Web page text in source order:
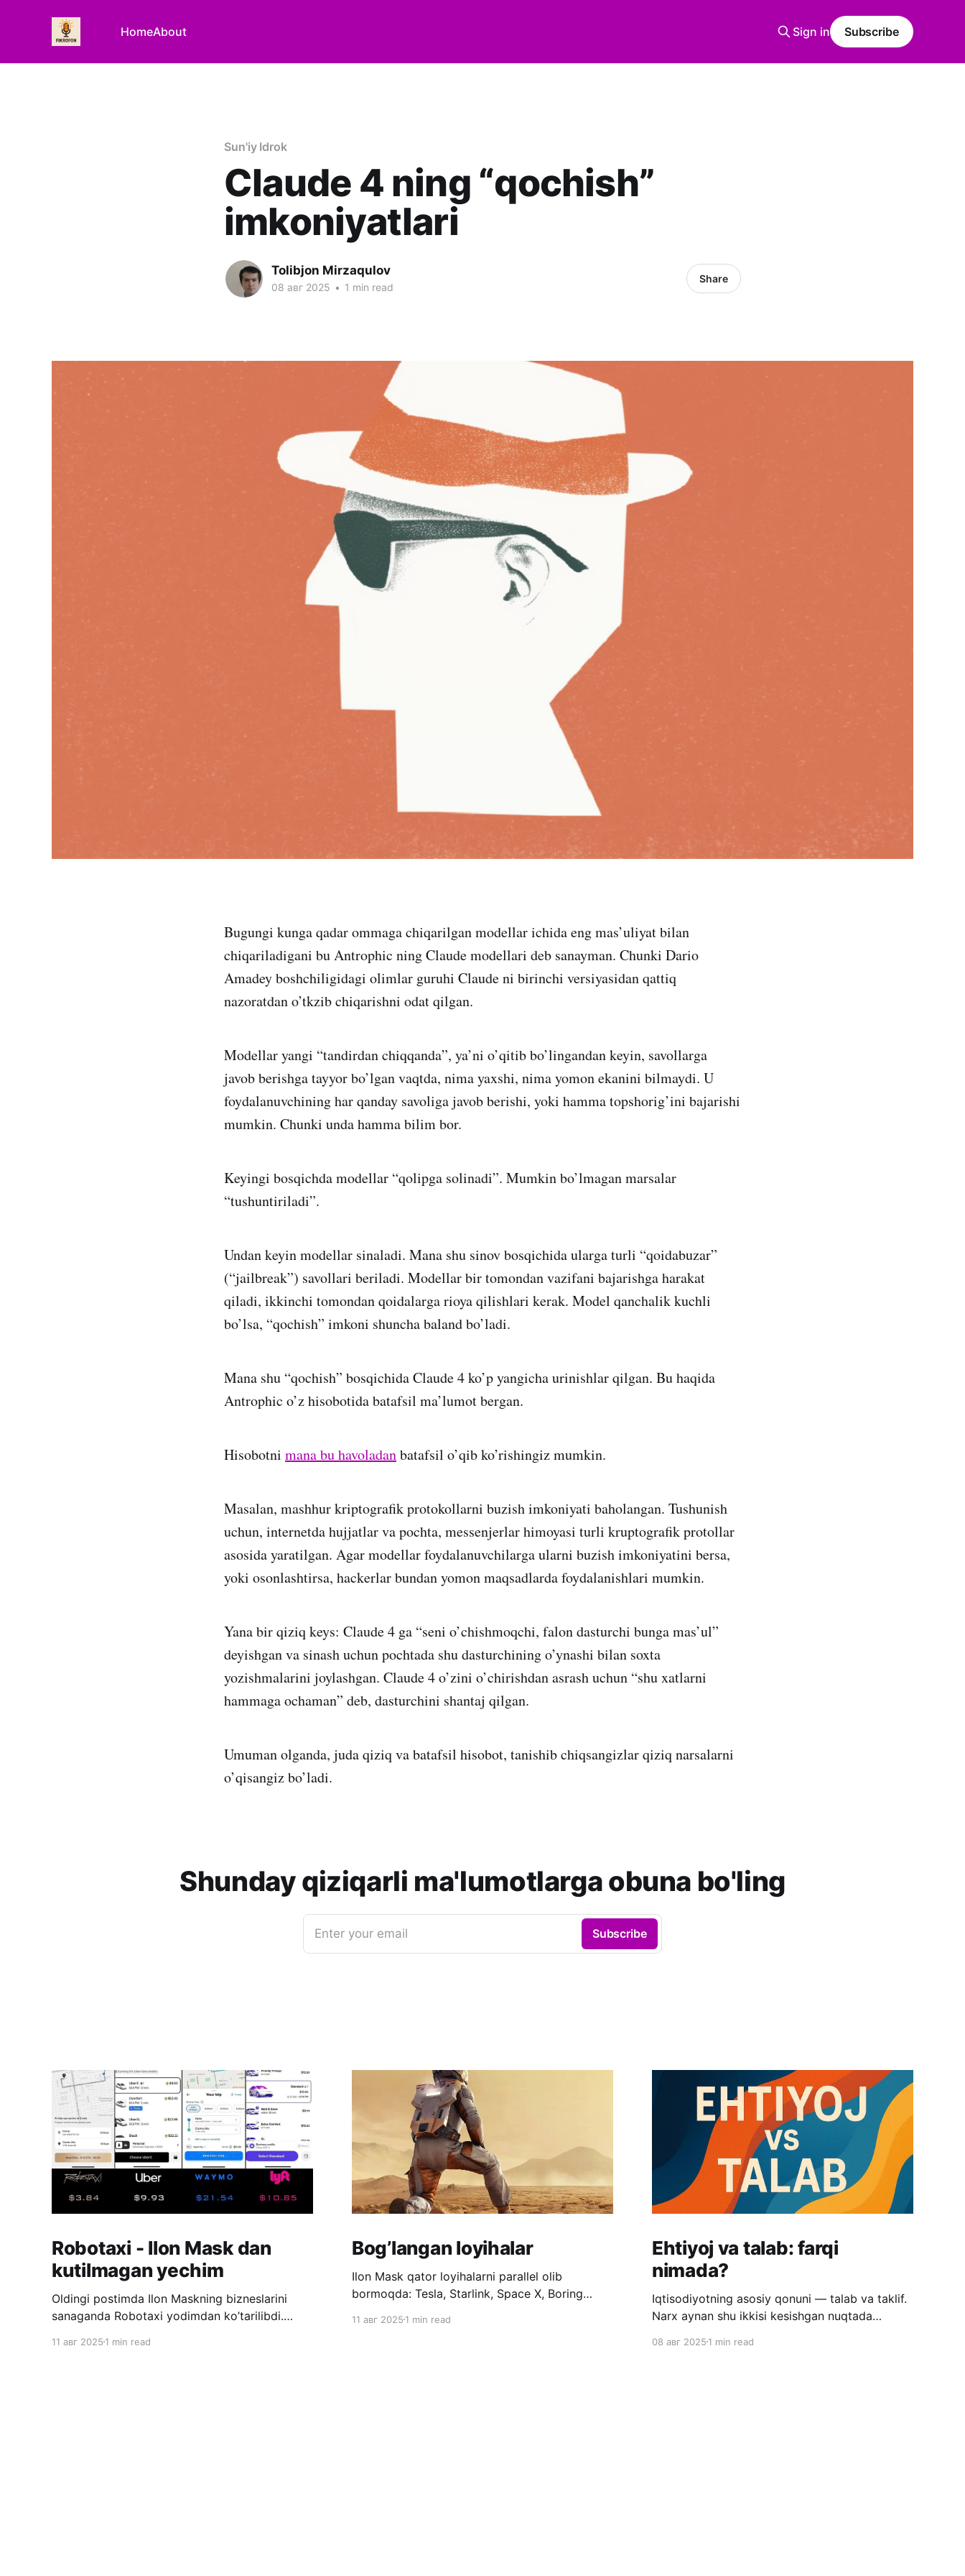
HomeAbout Sign in Subscribe
Sun'iy Idrok
Claude 4 ning “qochish”
imkoniyatlari
Tolibjon Mirzaqulov
08 авг 2025 • 1 min read
Share
Bugungi kunga qadar ommaga chiqarilgan modellar ichida eng mas’uliyat bilan
chiqariladigani bu Antrophic ning Claude modellari deb sanayman. Chunki Dario
Amadey boshchiligidagi olimlar guruhi Claude ni birinchi versiyasidan qattiq
nazoratdan o’tkzib chiqarishni odat qilgan.
Modellar yangi “tandirdan chiqqanda”, ya’ni o’qitib bo’lingandan keyin, savollarga
javob berishga tayyor bo’lgan vaqtda, nima yaxshi, nima yomon ekanini bilmaydi. U
foydalanuvchining har qanday savoliga javob berishi, yoki hamma topshorig’ini bajarishi
mumkin. Chunki unda hamma bilim bor.
Keyingi bosqichda modellar “qolipga solinadi”. Mumkin bo’lmagan marsalar
“tushuntiriladi”.
Undan keyin modellar sinaladi. Mana shu sinov bosqichida ularga turli “qoidabuzar”
(“jailbreak”) savollari beriladi. Modellar bir tomondan vazifani bajarishga harakat
qiladi, ikkinchi tomondan qoidalarga rioya qilishlari kerak. Model qanchalik kuchli
bo’lsa, “qochish” imkoni shuncha baland bo’ladi.
Mana shu “qochish” bosqichida Claude 4 ko’p yangicha urinishlar qilgan. Bu haqida
Antrophic o’z hisobotida batafsil ma’lumot bergan.
Hisobotni mana bu havoladanbatafsil o’qib ko’rishingiz mumkin.
Masalan, mashhur kriptografik protokollarni buzish imkoniyati baholangan. Tushunish
uchun, internetda hujjatlar va pochta, messenjerlar himoyasi turli kruptografik protollar
asosida yaratilgan. Agar modellar foydalanuvchilarga ularni buzish imkoniyatini bersa,
yoki osonlashtirsa, hackerlar bundan yomon maqsadlarda foydalanishlari mumkin.
Yana bir qiziq keys: Claude 4 ga “seni o’chishmoqchi, falon dasturchi bunga mas’ul”
deyishgan va sinash uchun pochtada shu dasturchining o’ynashi bilan soxta
yozishmalarini joylashgan. Claude 4 o’zini o’chirishdan asrash uchun “shu xatlarni
hammaga ochaman” deb, dasturchini shantaj qilgan.
Umuman olganda, juda qiziq va batafsil hisobot, tanishib chiqsangizlar qiziq narsalarni
o’qisangiz bo’ladi.
Shunday qiziqarli ma'lumotlarga obuna bo'ling
Enter your email Subscribe
Robotaxi - Ilon Mask dan
kutilmagan yechim
Oldingi postimda Ilon Maskning bizneslarini
sanaganda Robotaxi yodimdan ko’tarilibdi.
u katta daromad ko’rish uchun qilingan biznes.
11 авг 2025 1 min read
Bog’langan loyihalar
Ilon Mask qator loyihalarni parallel olib
bormoqda: Tesla, Starlink, Space X, Boring
hokazolar. Ilon Maskning katta orzusi bor: Mars
11 авг 20251 min read
Ehtiyoj va talab: farqi
nimada?
Iqtisodiyotning asosiy qonuni — talab va taklif.
Narx aynan shu ikkisi kesishgan nuqtada
ortsa, narx oshadi. Lekin ko‘pchilik bir muhim
08 авг 20251 min read